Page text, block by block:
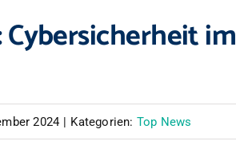
im
2024 | Kategorien: Top News